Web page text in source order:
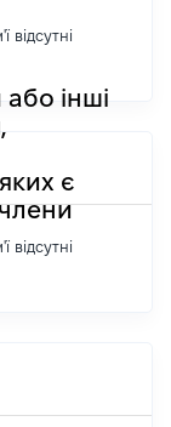
відсутні
інші
є
відсутні